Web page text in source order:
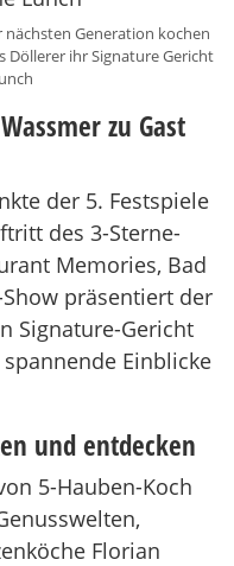
nächsten Generation kochen
Döllerer ihr Signature Gericht
zu Gast
der 5. Festspiele
des 3-Sterne-
Memories, Bad
Show präsentiert der
Signature-Gericht
Einblicke
und entdecken
5-Hauben-Koch
Florian